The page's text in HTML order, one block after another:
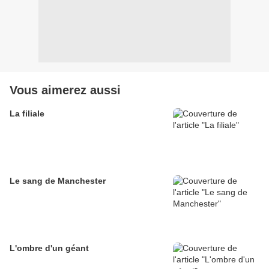
Vous aimerez aussi
La filiale
Le sang de Manchester
L'ombre d'un géant